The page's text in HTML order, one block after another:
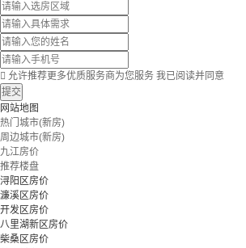
 允许推荐更多优质服务商为您服务 我已阅读并同意
提交
网站地图
热门城市(新房)
周边城市(新房)
九江房价
推荐楼盘
浔阳区房价
濂溪区房价
开发区房价
八里湖新区房价
柴桑区房价